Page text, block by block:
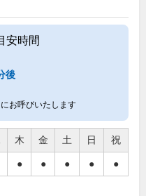
安時間
後
にお呼びいたします
木 金 土 日 祝
● ● ● ● ●